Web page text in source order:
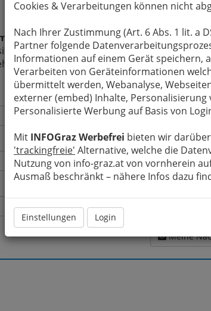
Cookies & Verarbeitungen können nicht
Nach Ihrer Zustimmung (Art. 6 Abs. 1 lit. a
Partner folgende
Informationen auf einem Gerät speichern,
Verarbeiten von Geräteinformationen
übermittelt werden, Webanalyse,
externer (embed) Inhalte,
Personalisierte Werbung auf Basis von
Mit INFOGraz Werbefrei bieten wir
'trackingfreie' Alternative, welche die
Nutzung von info-graz.at von vornherein
Ausmaß beschränkt – nähere Infos dazu
Einstellungen Login
Mails zu bewahren, verwenden wir an
Formular. Ihre Nachricht wird nach
Univ.Prof. Dr. Robert Gasser PhD -
Meine Nachricht
Meine